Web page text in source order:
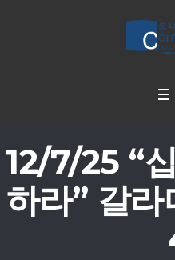
12/7/25 “
하라” 갈라